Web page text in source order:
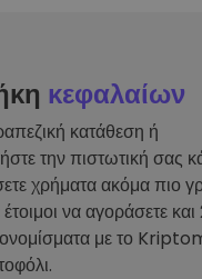
κεφαλαίων
κατάθεση ή
την πιστωτική σας
χρήματα ακόμα πιο
να αγοράσετε
με το